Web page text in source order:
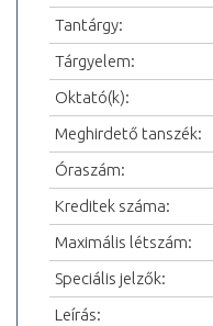
Tantárgy:
Tárgyelem:
Oktató(k):
Meghirdető tanszék:
Óraszám:
Kreditek száma:
Maximális létszám:
Speciális jelzők:
Leírás: